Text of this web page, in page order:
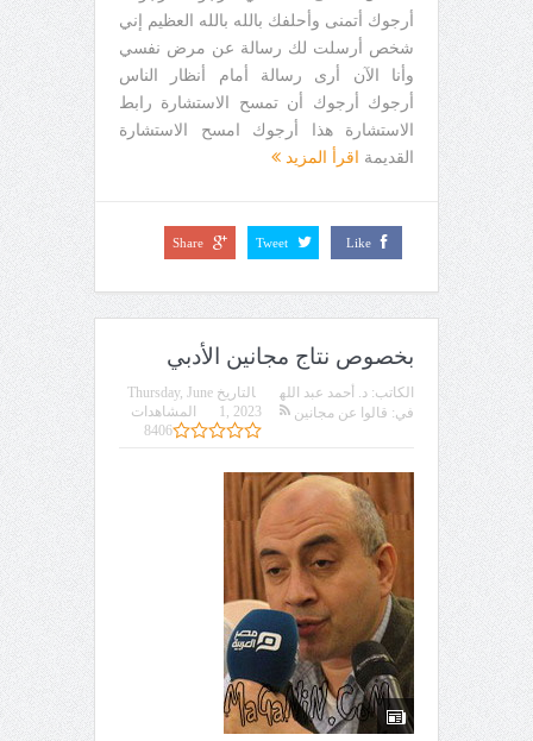
أرجوك أتمنى وأحلفك بالله بالله العظيم إني
شخص أرسلت لك رسالة عن مرض نفسي
وأنا الآن أرى رسالة أمام أنظار الناس
أرجوك أرجوك أن تمسح الاستشارة رابط
الاستشارة هذا أرجوك امسح الاستشارة
القديمة اقرأ المزيد
Like
Tweet
Share
بخصوص نتاج مجانين الأدبي
الكاتب: د. أحمد عبد الله التاريخ Thursday, June
1, 2023
في: قالوا عن مجانين
المشاهدات
8406